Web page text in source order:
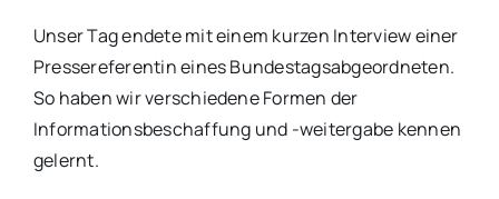
Unser Tag endete mit einem kurzen Interview einer
Pressereferentin eines Bundestagsabgeordneten.
So haben wir verschiedene Formen der
Informationsbeschaffung und -weitergabe kennen
gelernt.